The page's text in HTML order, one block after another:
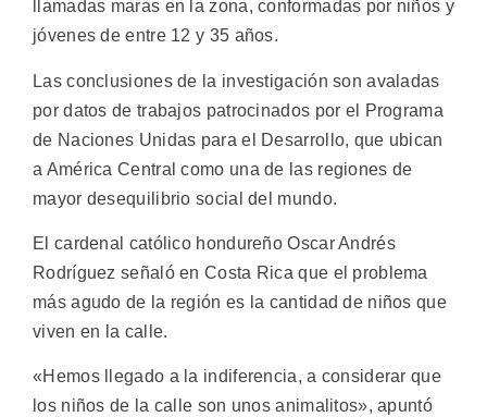
llamadas maras en la zona, conformadas por niños y
jóvenes de entre 12 y 35 años.
Las conclusiones de la investigación son avaladas
por datos de trabajos patrocinados por el Programa
de Naciones Unidas para el Desarrollo, que ubican
a América Central como una de las regiones de
mayor desequilibrio social del mundo.
El cardenal católico hondureño Oscar Andrés
Rodríguez señaló en Costa Rica que el problema
más agudo de la región es la cantidad de niños que
viven en la calle.
«Hemos llegado a la indiferencia, a considerar que
los niños de la calle son unos animalitos», apuntó